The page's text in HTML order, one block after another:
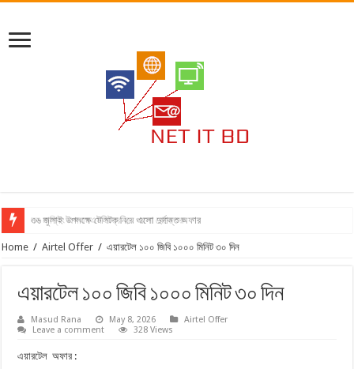
নন মাস্কিং এসএমএস মাত্র ২৮ পয়সা থেকে শুরু
৩৬ জুলাই উপলক্ষে টেলিটক নিয়ে এলো দুর্দান্ত অফার
Home / Airtel Offer / এয়ারটেল ১০০ জিবি ১০০০ মিনিট ৩০ দিন
এয়ারটেল ১০০ জিবি ১০০০ মিনিট ৩০ দিন
Masud Rana May 8, 2026
Airtel Offer
Leave a comment
328 Views
এয়ারটেল অফার :